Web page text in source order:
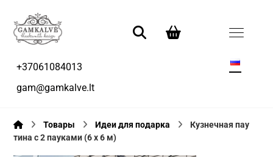
+37061084013
gam@gamkalve.lt
Товары Идеи для подарка
Кузнечная пау
тина с 2 пауками (6 х 6 м)